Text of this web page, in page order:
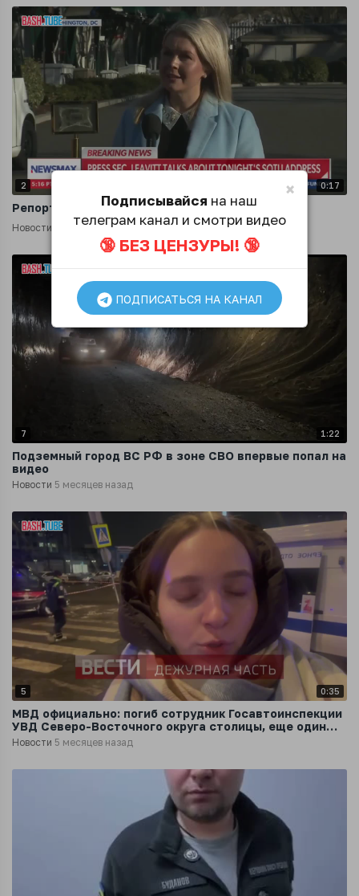
2 0:17
Репортер: Президент считает Иран угрозой
Новости 5 месяцев назад
7 1:22
Подземный город ВС РФ в зоне СВО впервые попал на
видео
Новости 5 месяцев назад
5 0:35
МВД официально: погиб сотрудник Госавтоинспекции
УВД Северо-Восточного округа столицы, еще один
госпитализирован
Новости 5 месяцев назад
×
Подписывайся на наш
телеграм канал и смотри видео
🔞 БЕЗ ЦЕНЗУРЫ! 🔞
ПОДПИСАТЬСЯ НА КАНАЛ